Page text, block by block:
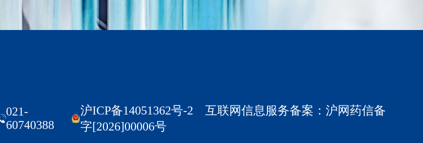
021-
60740388
沪ICP备14051362号-2 互联网信息服务备案：沪网药信备
字[2026]00006号